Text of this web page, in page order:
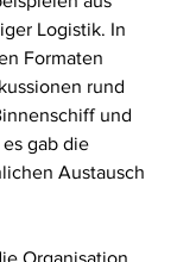
Logistik. In
Formaten
rund
und
gab die
Austausch
Organisation